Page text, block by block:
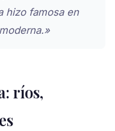
hizo famosa en
ríos,